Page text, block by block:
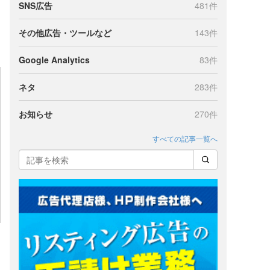
SNS広告 481件
その他広告・ツールなど 143件
Google Analytics 83件
ネタ 283件
お知らせ 270件
すべての記事一覧へ